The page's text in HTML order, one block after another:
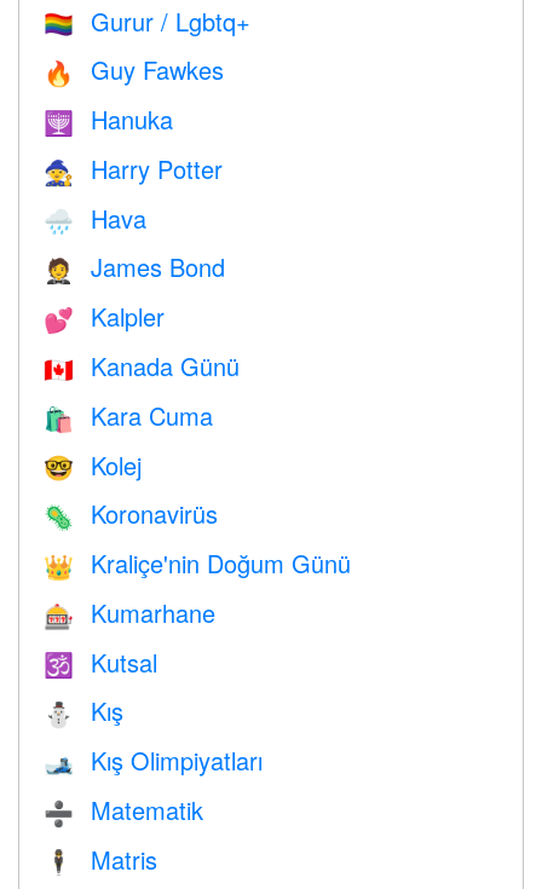
🏳️‍🌈 Gurur / Lgbtq+
🔥 Guy Fawkes
🕎 Hanuka
🧙 Harry Potter
🌧 Hava
🤵 James Bond
💕 Kalpler
🇨🇦 Kanada Günü
🛍 Kara Cuma
🤓 Kolej
🦠 Koronavirüs
👑 Kraliçe'nin Doğum Günü
🎰 Kumarhane
🕉 Kutsal
⛄ Kış
🎿 Kış Olimpiyatları
➗ Matematik
🕴️ Matris